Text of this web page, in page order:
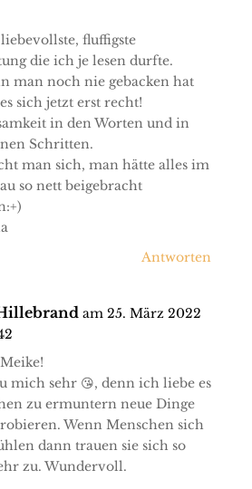
fluffigste
die ich je lesen durfte.
man noch nie gebacken hat
sich jetzt erst recht!
in den Worten und in
Schritten.
man sich, man hätte alles im
so nett beigebracht
Antworten
am 25. März 2022
mich sehr 😘, denn ich liebe es
zu ermuntern neue Dinge
Wenn Menschen sich
dann trauen sie sich so
zu. Wundervoll.